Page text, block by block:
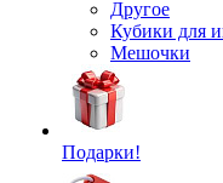
Другое
Кубики для
Мешочки
Подарки!